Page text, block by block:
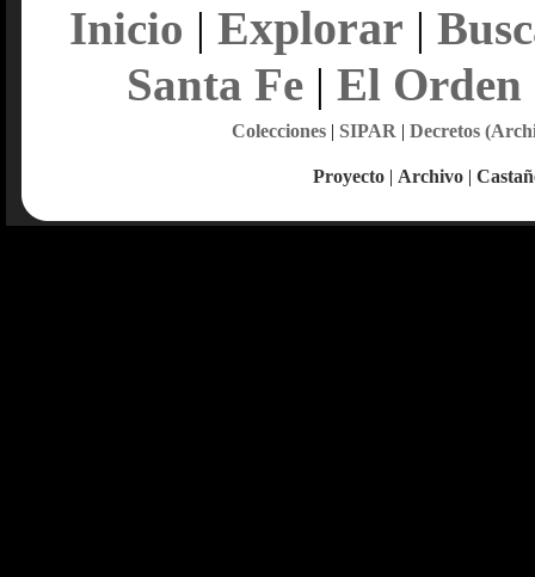
Inicio | Explorar |
Santa Fe| El Orden
Colecciones| SIPAR | Decretos
Proyecto | Archivo |